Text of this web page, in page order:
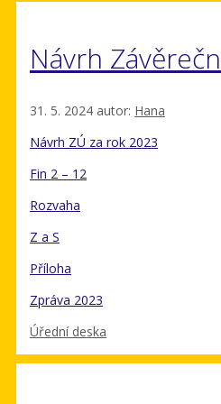
Návrh
31. 5. 2024 autor: Hana
Návrh ZÚ za rok 2023
Fin 2 – 12
Rozvaha
Z a S
Příloha
Zpráva 2023
Rubriky
Úřední deska